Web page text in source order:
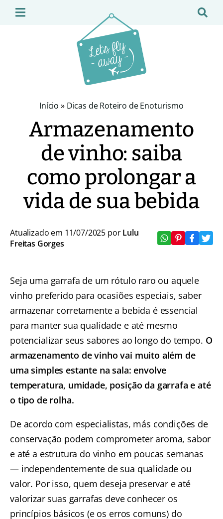
Início » Dicas de Roteiro de Enoturismo
Armazenamento
de vinho: saiba
como prolongar a
vida de sua bebida
Atualizado em 11/07/2025 porLulu
Freitas Gorges
Seja uma garrafa de um rótulo raro ou aquele
vinho preferido para ocasiões especiais, saber
armazenar corretamente a bebida é essencial
para manter sua qualidade e até mesmo
potencializar seus sabores ao longo do tempo. O
armazenamento de vinho vai muito além de
uma simples estante na sala: envolve
temperatura, umidade, posição da garrafa e até
o tipo de rolha.
De acordo com especialistas, más condições de
conservação podem comprometer aroma, sabor
e até a estrutura do vinho em poucas semanas
— independentemente de sua qualidade ou
valor. Por isso, quem deseja preservar e até
valorizar suas garrafas deve conhecer os
princípios básicos (e os erros comuns) do